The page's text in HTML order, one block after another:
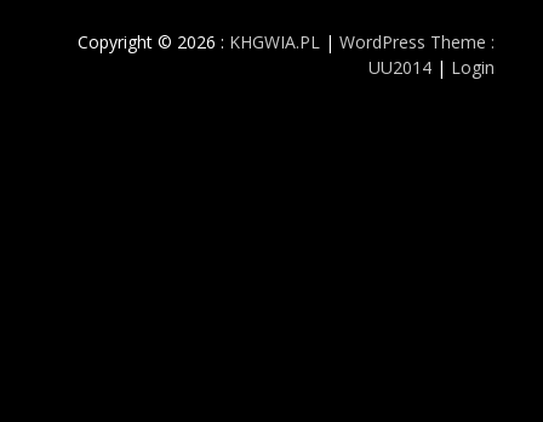
Copyright © 2026 : KHGWIA.PL | WordPress Theme :
UU2014 | Login